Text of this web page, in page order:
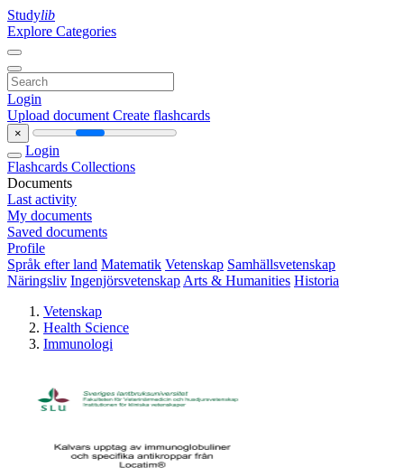
Studylib
Explore Categories
Login
Upload document Create flashcards
×
Login
Flashcards Collections
Documents
Last activity
My documents
Saved documents
Profile
Språk efter land Matematik Vetenskap Samhällsvetenskap
Näringsliv Ingenjörsvetenskap Arts & Humanities Historia
Vetenskap
Health Science
Immunologi